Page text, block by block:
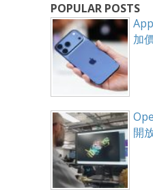
POPULAR POSTS
加
開